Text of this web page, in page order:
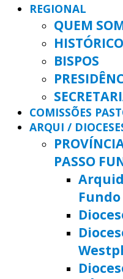
REGIONAL
QUEM
HISTÓRICO
BISPOS
COMISSÕES
ARQUI /
PASSO
Fundo